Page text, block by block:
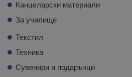
Канцеларски материали
За училище
Текстил
Техника
Сувенири и подаръчци